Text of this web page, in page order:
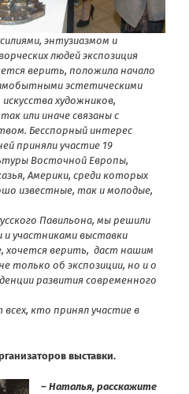
энтузиазмом и
людей экспозиция
верить, положила начало
эстетическими
художников,
или иначе связаны с
Бесспорный интерес
приняли участие 19
Восточной Европы,
Америки, среди которых
известные, так и молодые,
Павильона, мы решили
участниками выставки
верить, даст нашим
только об экспозиции, но и о
развития современного
всех, кто принял участие в
выставки.
– Наталья, расскажите